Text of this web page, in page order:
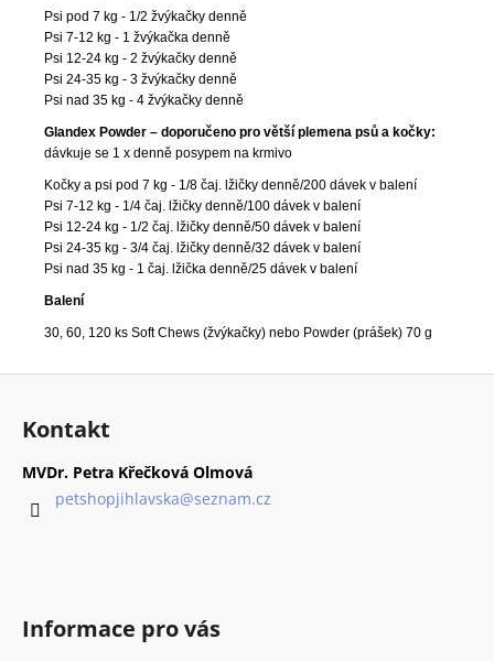
Psi pod 7 kg - 1/2 žvýkačky denně
Psi 7-12 kg - 1 žvýkačka denně
Psi 12-24 kg - 2 žvýkačky denně
Psi 24-35 kg - 3 žvýkačky denně
Psi nad 35 kg - 4 žvýkačky denně
Glandex Powder – doporučeno pro větší plemena psů a kočky:
dávkuje se 1 x denně posypem na krmivo
Kočky a psi pod 7 kg - 1/8 čaj. lžičky denně/200 dávek v balení
Psi 7-12 kg - 1/4 čaj. lžičky denně/100 dávek v balení
Psi 12-24 kg - 1/2 čaj. lžičky denně/50 dávek v balení
Psi 24-35 kg - 3/4 čaj. lžičky denně/32 dávek v balení
Psi nad 35 kg - 1 čaj. lžička denně/25 dávek v balení
Balení
30, 60, 120 ks Soft Chews (žvýkačky) nebo Powder (prášek) 70 g
Z
Kontakt
MVDr. Petra Křečková Olmová
petshopjihlavska@seznam.cz
Informace pro vás